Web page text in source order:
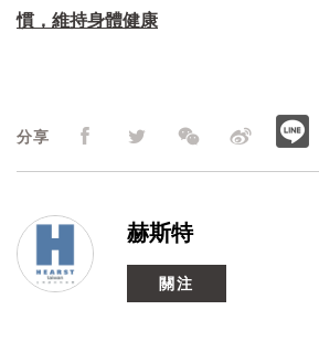
慣，維持身體健康
分享
赫斯特
關注